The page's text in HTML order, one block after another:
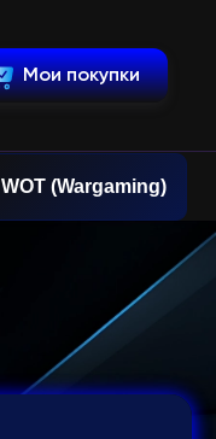
Мои покупки
WOT (Wargaming)